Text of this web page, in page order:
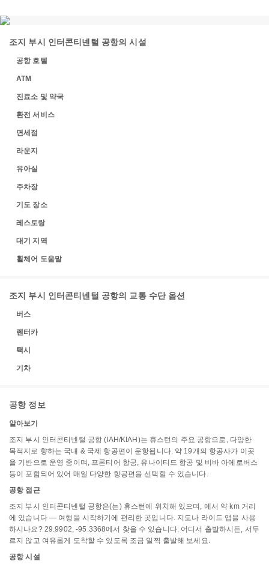
조지 부시 인터콘티넨털 공항의 시설
공항 호텔
ATM
진료소 및 약국
환전 서비스
면세점
라운지
유아실
주차장
기도 장소
레스토랑
대기 지역
휠체어 도움말
조지 부시 인터콘티넨털 공항의 교통 수단 옵션
버스
렌터카
택시
기차
공항 정보
알아보기
조지 부시 인터콘티넨털 공항 (IAH/KIAH)는 휴스턴의 주요 공항으로, 다양한
목적지로 향하는 국내 & 국제 항공편이 운항됩니다. 약 19개의 항공사가 이곳
을 기반으로 운영 중이며, 프론티어 항공, 유나이티드 항공 및 비바 아에로버스
등이 포함되어 있어 매일 다양한 항공편을 선택할 수 있습니다.
공항 접근
조지 부시 인터콘티넨털 공항은(는) 휴스턴에 위치해 있으며, 에서 약 km 거리
에 있습니다 — 여행을 시작하기에 편리한 곳입니다. 지도나 라이드 앱을 사용
하시나요? 29.9902, -95.3368에서 찾을 수 있습니다. 어디서 출발하시든, 서두
르지 않고 여유롭게 도착할 수 있도록 조금 일찍 출발해 보세요.
공항 시설